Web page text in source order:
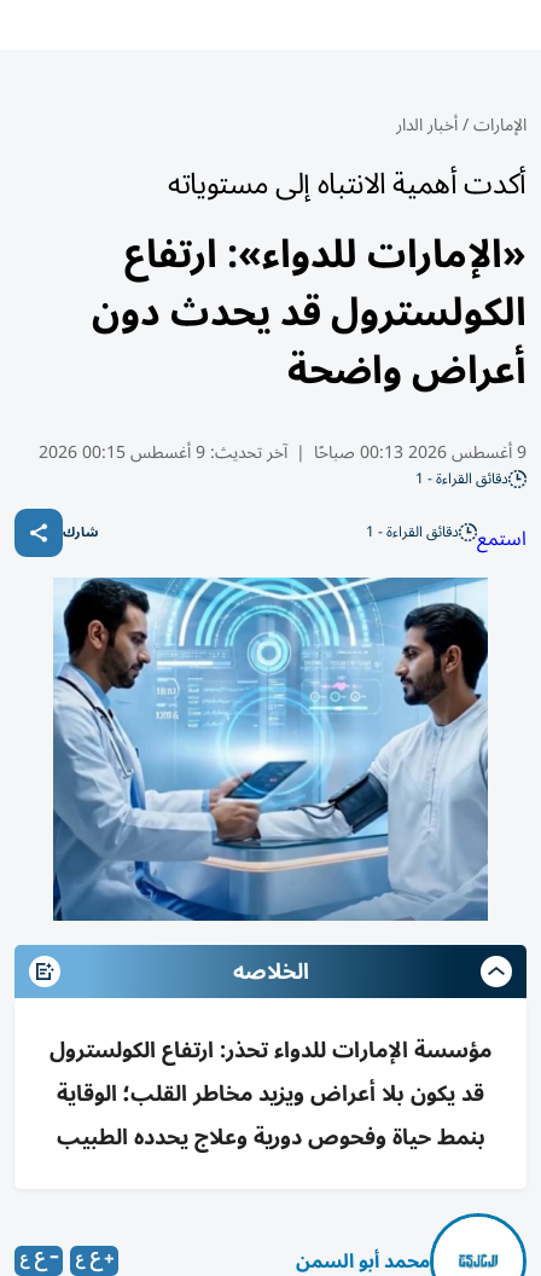
الإمارات/أخبار الدار
أكدت أهمية الانتباه إلى مستوياته
«الإمارات للدواء»: ارتفاع
الكولسترول قد يحدث دون
أعراض واضحة
9 أغسطس 2026 00:13 صباحًا | آخر تحديث:9 أغسطس 00:15 2026
دقائق القراءة - 1
استمع دقائق القراءة - 1 شارك
الخلاصه
مؤسسة الإمارات للدواء تحذر: ارتفاع الكولسترول
قد يكون بلا أعراض ويزيد مخاطر القلب؛ الوقاية
بنمط حياة وفحوص دورية وعلاج يحدده الطبيب
محمد أبو السمن